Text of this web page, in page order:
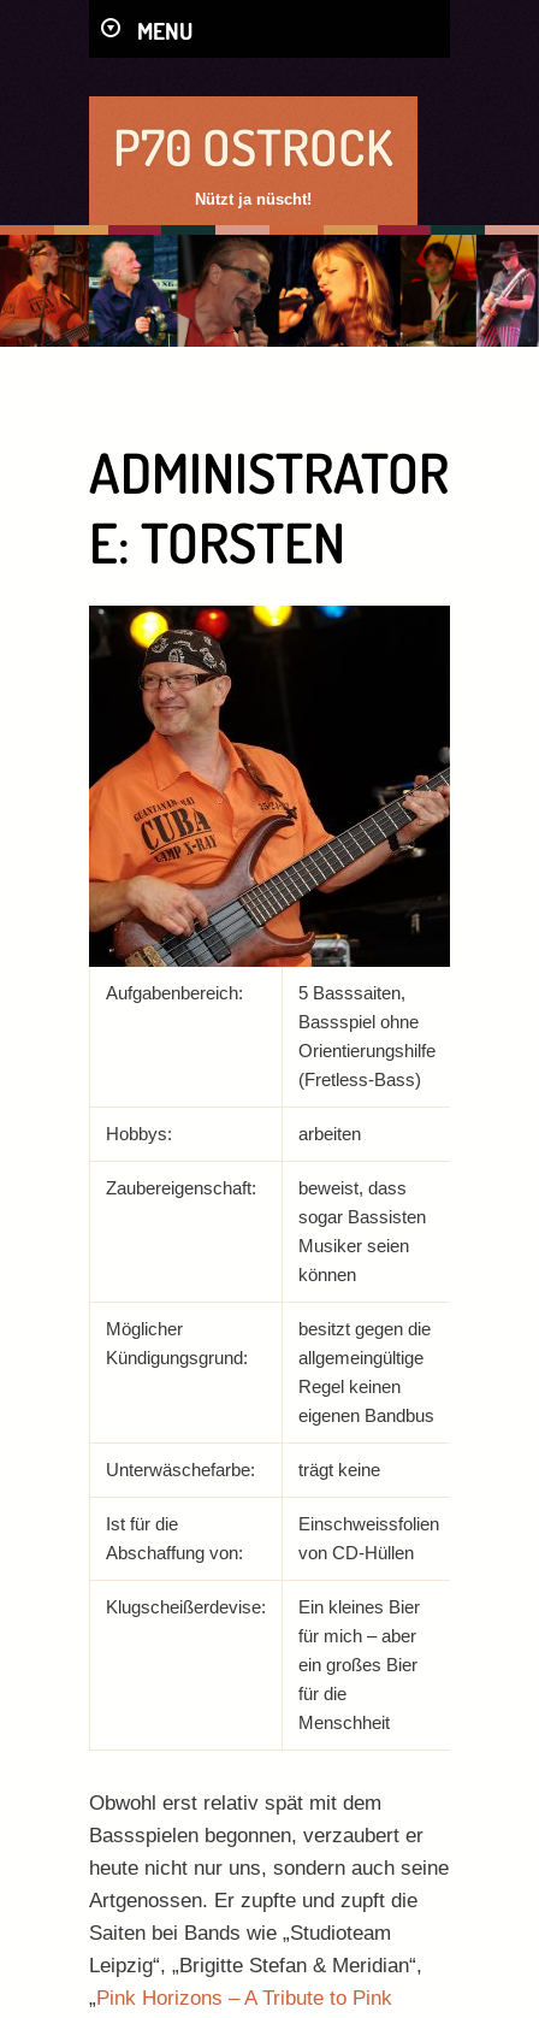
MENU
P70 OSTROCK
Nützt ja nüscht!
ADMINISTRATOR
E: TORSTEN
Aufgabenbereich:
5 Basssaiten,
Bassspiel ohne
Orientierungshilfe
(Fretless-Bass)
Hobbys: arbeiten
Zaubereigenschaft:
beweist, dass
sogar Bassisten
Musiker seien
können
Möglicher
Kündigungsgrund:
besitzt gegen die
allgemeingültige
Regel keinen
eigenen Bandbus
Unterwäschefarbe: trägt keine
Ist für die
Abschaffung von:
Einschweissfolien
von CD-Hüllen
Klugscheißerdevise:
Ein kleines Bier
für mich – aber
ein großes Bier
für die
Menschheit
Obwohl erst relativ spät mit dem
Bassspielen begonnen, verzaubert er
heute nicht nur uns, sondern auch seine
Artgenossen. Er zupfte und zupft die
Saiten bei Bands wie „Studioteam
Leipzig“, „Brigitte Stefan & Meridian“,
„ Pink Horizons – A Tribute to Pink